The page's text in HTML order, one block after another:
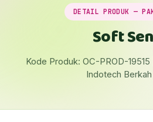
DETAIL PRODUK —
Soft
Kode Produk: OC-PROD-
Indotech